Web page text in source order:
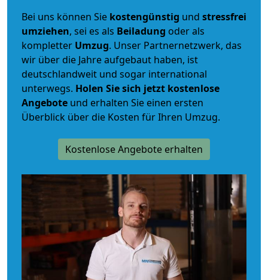
Bei uns können Sie kostengünstig und stressfrei
umziehen, sei es als Beiladung oder als
kompletter Umzug. Unser Partnernetzwerk, das
wir über die Jahre aufgebaut haben, ist
deutschlandweit und sogar international
unterwegs. Holen Sie sich jetzt kostenlose
Angebote und erhalten Sie einen ersten
Überblick über die Kosten für Ihren Umzug.
Kostenlose Angebote erhalten